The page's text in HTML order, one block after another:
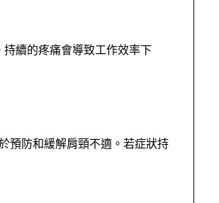
續的疼痛會導致工作效率下
預防和緩解肩頸不適。若症狀持